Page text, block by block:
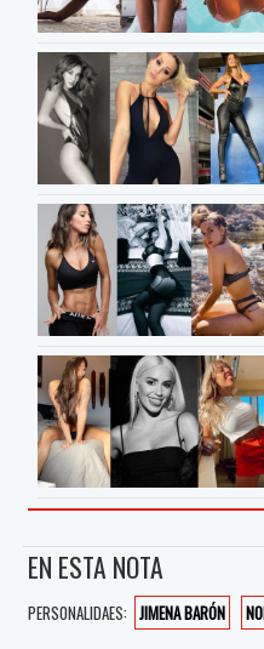
EN ESTA NOTA
PERSONALIDAES: JIMENA BARÓN